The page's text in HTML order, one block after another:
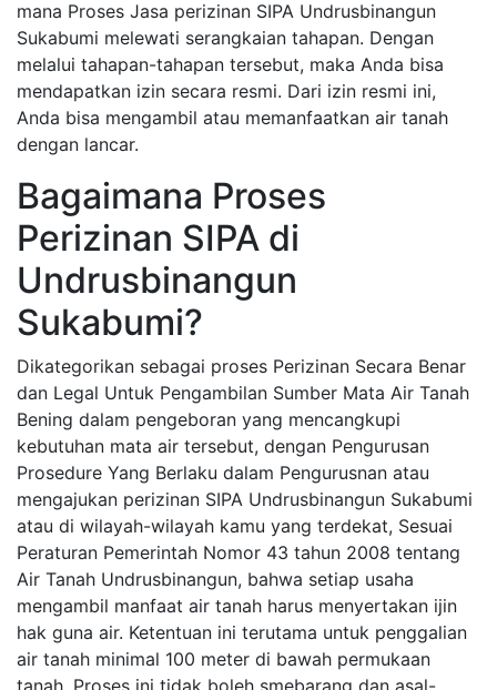
mana Proses Jasa perizinan SIPA Undrusbinangun
Sukabumi melewati serangkaian tahapan. Dengan
melalui tahapan-tahapan tersebut, maka Anda bisa
mendapatkan izin secara resmi. Dari izin resmi ini,
Anda bisa mengambil atau memanfaatkan air tanah
dengan lancar.
Bagaimana Proses
Perizinan SIPA di
Undrusbinangun
Sukabumi?
Dikategorikan sebagai proses Perizinan Secara Benar
dan Legal Untuk Pengambilan Sumber Mata Air Tanah
Bening dalam pengeboran yang mencangkupi
kebutuhan mata air tersebut, dengan Pengurusan
Prosedure Yang Berlaku dalam Pengurusnan atau
mengajukan perizinan SIPA Undrusbinangun Sukabumi
atau di wilayah-wilayah kamu yang terdekat, Sesuai
Peraturan Pemerintah Nomor 43 tahun 2008 tentang
Air Tanah Undrusbinangun, bahwa setiap usaha
mengambil manfaat air tanah harus menyertakan ijin
hak guna air. Ketentuan ini terutama untuk penggalian
air tanah minimal 100 meter di bawah permukaan
tanah. Proses ini tidak boleh smebarang dan asal-